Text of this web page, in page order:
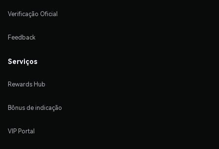
Verificação Oficial
Feedback
Serviços
Rewards Hub
Bônus de indicação
VIP Portal